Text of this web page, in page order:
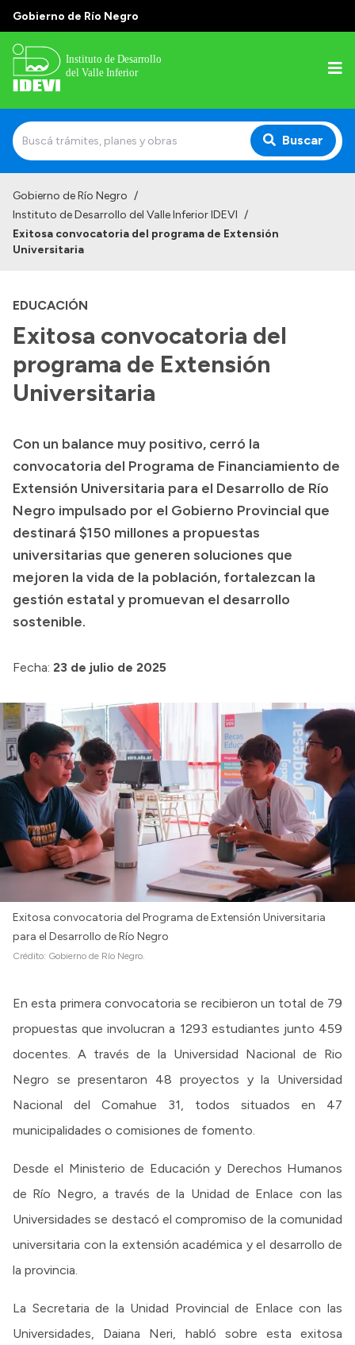
Gobierno de Río Negro
Buscar
Institucional
Normativa
Historia
Gobierno de Río Negro /
Instituto de Desarrollo del Valle Inferior IDEVI /
Exitosa convocatoria del programa de Extensión
Universitaria
EDUCACIÓN
Exitosa convocatoria del
programa de Extensión
Universitaria
Con un balance muy positivo, cerró la
convocatoria del Programa de Financiamiento de
Extensión Universitaria para el Desarrollo de Río
Negro impulsado por el Gobierno Provincial que
destinará $150 millones a propuestas
universitarias que generen soluciones que
mejoren la vida de la población, fortalezcan la
gestión estatal y promuevan el desarrollo
sostenible.
Fecha: 23 de julio de 2025
Exitosa convocatoria del Programa de Extensión Universitaria
para el Desarrollo de Río Negro
Crédito: Gobierno de Río Negro.
En esta primera convocatoria se recibieron un total de 79
propuestas que involucran a 1293 estudiantes junto 459
docentes. A través de la Universidad Nacional de Rio
Negro se presentaron 48 proyectos y la Universidad
Nacional del Comahue 31, todos situados en 47
municipalidades o comisiones de fomento.
Desde el Ministerio de Educación y Derechos Humanos
de Río Negro, a través de la Unidad de Enlace con las
Universidades se destacó el compromiso de la comunidad
universitaria con la extensión académica y el desarrollo de
la provincia.
La Secretaria de la Unidad Provincial de Enlace con las
Universidades, Daiana Neri, habló sobre esta exitosa